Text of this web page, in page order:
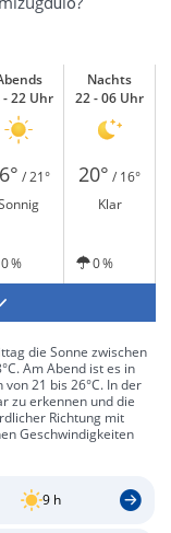
- 22 Uhr
Nachts
22 - 06 Uhr
/ 21° 20° / 16°
Klar
0 % 0 %
die Sonne zwischen
Am Abend ist es in
21 bis 26°C. In der
zu erkennen und die
Richtung mit
Geschwindigkeiten
9 h